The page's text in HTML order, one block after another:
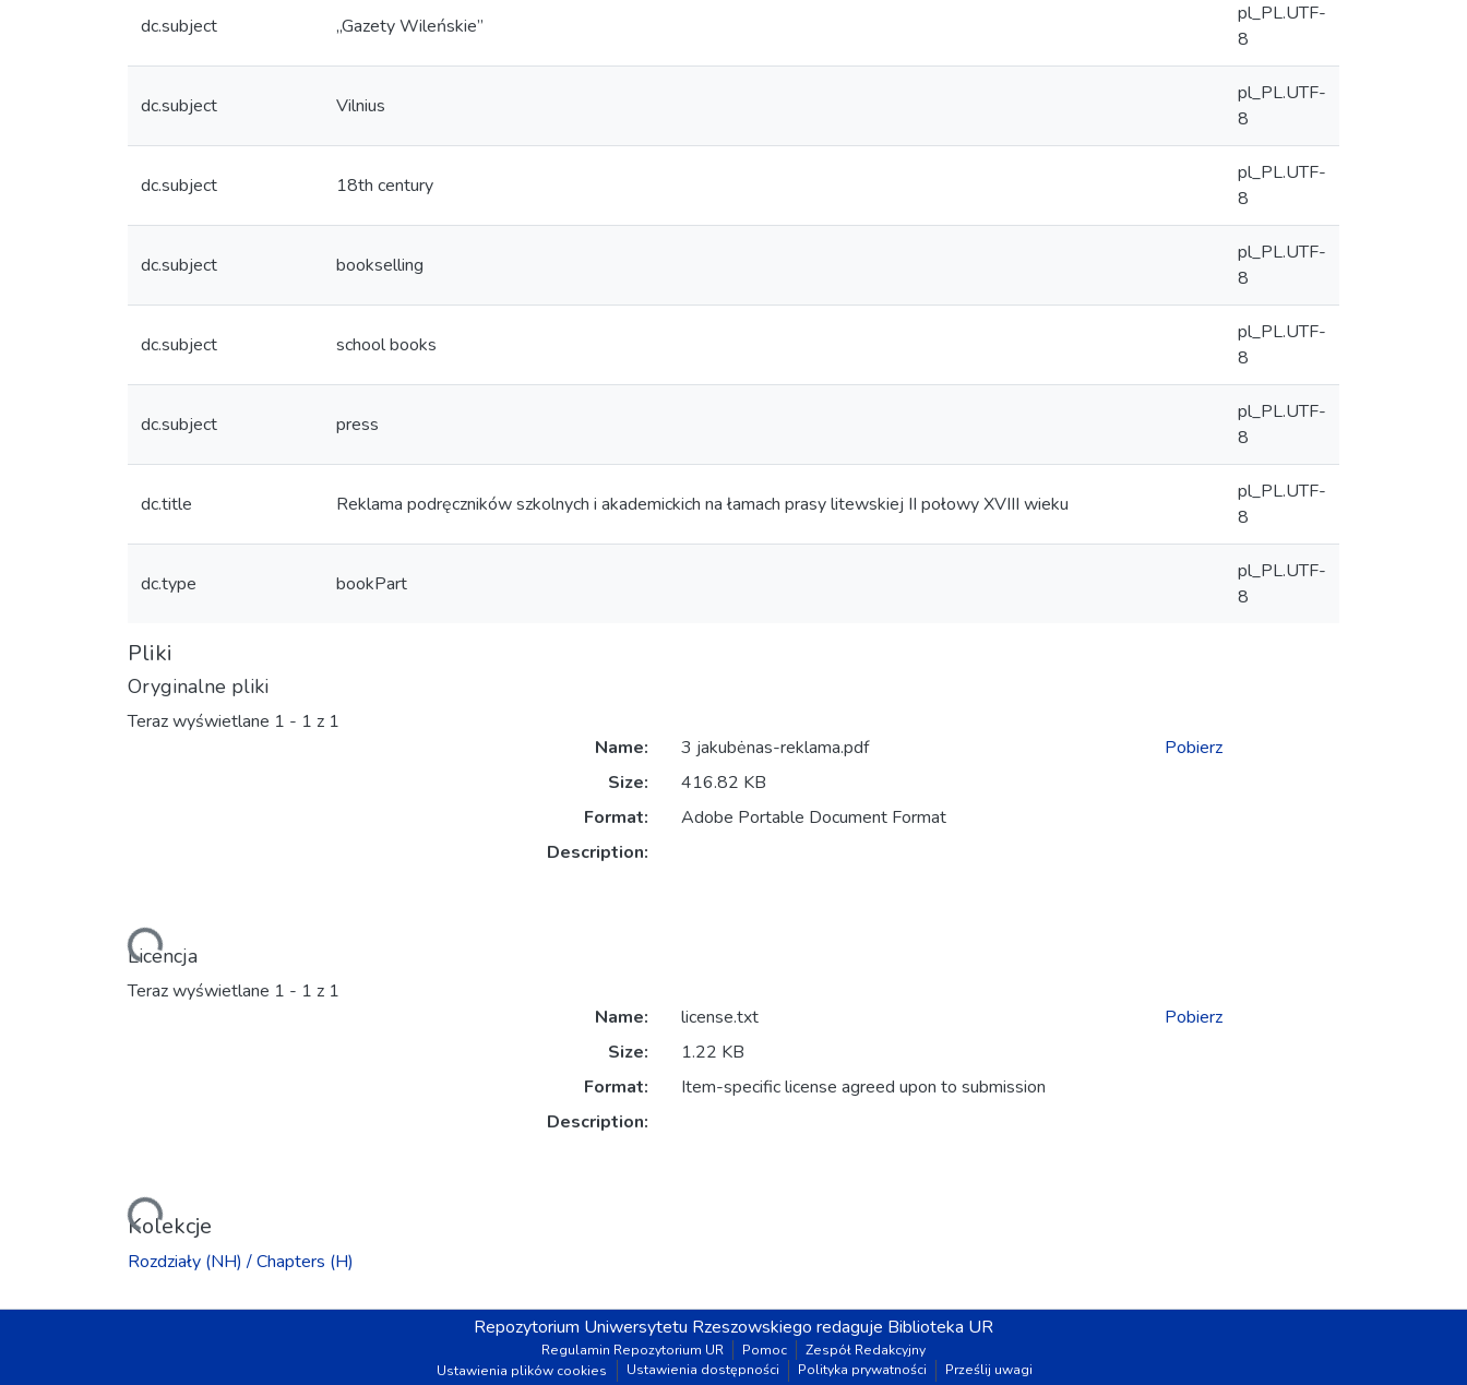
dc.subject „Gazety Wileńskie”
pl_PL.UTF-
8
dc.subject Vilnius
pl_PL.UTF-
8
dc.subject 18th century
pl_PL.UTF-
8
dc.subject bookselling
pl_PL.UTF-
8
dc.subject school books
pl_PL.UTF-
8
dc.subject press
pl_PL.UTF-
8
dc.title Reklama podręczników szkolnych i akademickich na łamach prasy litewskiej II połowy XVIII wieku
pl_PL.UTF-
8
dc.type bookPart
pl_PL.UTF-
8
Pliki
Oryginalne pliki
Teraz wyświetlane 1 - 1 z 1
Ładowanie...
Name:
3 jakubėnas-reklama.pdf
Size:
416.82 KB
Format:
Adobe Portable Document Format
Description:
Pobierz
Licencja
Teraz wyświetlane 1 - 1 z 1
Ładowanie...
Name:
license.txt
Size:
1.22 KB
Format:
Item-specific license agreed upon to submission
Description:
Pobierz
Kolekcje
Rozdziały (NH) / Chapters (H)
Repozytorium Uniwersytetu Rzeszowskiego redaguje Biblioteka UR
Regulamin Repozytorium UR Pomoc
Zespół Redakcyjny
Ustawienia plików cookies
Ustawienia dostępności Polityka prywatności Prześlij uwagi